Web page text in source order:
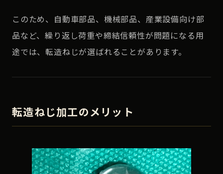
このため、自動車部品、機械部品、産業設備向け部
品など、繰り返し荷重や締結信頼性が問題になる用
途では、転造ねじが選ばれることがあります。
転造ねじ加工のメリット